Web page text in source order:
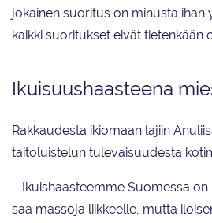
jokainen suoritus on minusta ihan
kaikki suoritukset eivät tietenkään
Ikuisuushaasteena
Rakkaudesta ikiomaan lajiin
taitoluistelun tulevaisuudesta
– Ikuishaasteemme Suomessa
saa massoja liikkeelle, mutta